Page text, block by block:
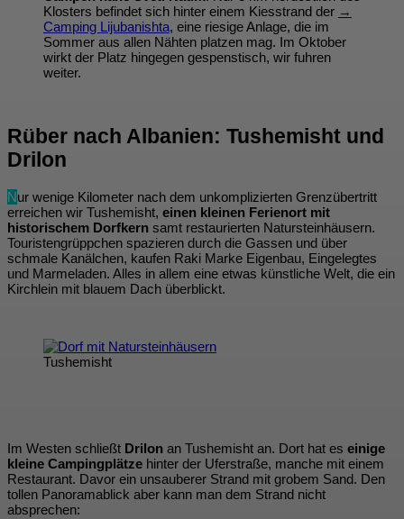
Klosters befindet sich hinter einem Kiesstrand der →
Camping Lijubanishta, eine riesige Anlage, die im
Sommer aus allen Nähten platzen mag. Im Oktober
wirkt der Platz hingegen gespenstisch, wir fuhren
weiter.
Rüber nach Albanien: Tushemisht und
Drilon
Nur wenige Kilometer nach dem unkomplizierten Grenzübertritt
erreichen wir Tushemisht, einen kleinen Ferienort mit
historischem Dorfkern samt restaurierten Natursteinhäusern.
Touristengrüppchen spazieren durch die Gassen und über
schmale Kanälchen, kaufen Raki Marke Eigenbau, Eingelegtes
und Marmeladen. Alles in allem eine etwas künstliche Welt, die ein
Kirchlein mit blauem Dach überblickt.
Tushemisht
Im Westen schließt Drilon an Tushemisht an. Dort hat es einige
kleine Campingplätze hinter der Uferstraße, manche mit einem
Restaurant. Davor ein unsauberer Strand mit grobem Sand. Den
tollen Panoramablick aber kann man dem Strand nicht
absprechen: